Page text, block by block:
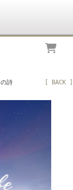
詩
[ BACK ]